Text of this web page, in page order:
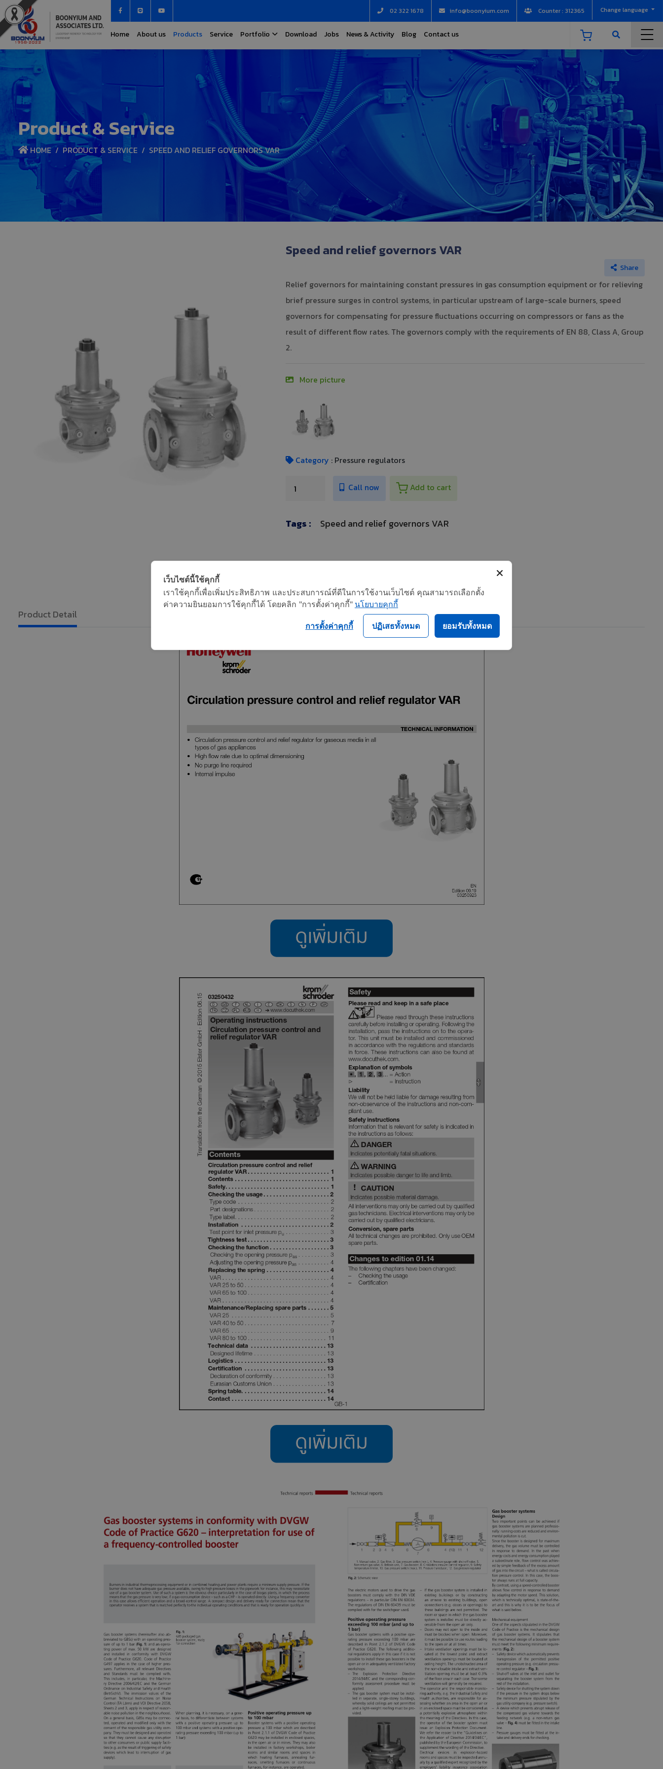
02 322 1678 info@boonyium.com Counter : 312365 Change language
Home About us Products Service Portfolio Download Jobs News & Activity Blog Contact us
Product & Service
HOME PRODUCT & SERVICE SPEED AND RELIEF GOVERNORS VAR
Speed and relief governors VAR
Share
Relief governors for maintaining constant pressures in gas consumption equipment or for relieving
brief pressure surges in control systems, in particular upstream of large-scale burners, speed
governors for compensating for pressure fluctuations occurring on compressors or fans as the
result of different flow rates. The governors comply with the requirements of EN 88, Class A, Group
2.
More picture
Category : Pressure regulators
Call now Add to cart
Tags : Speed and relief governors VAR
Product Detail
เว็บไซต์นี้ใช้คุกกี้
เราใช้คุกกี้เพื่อเพิ่มประสิทธิภาพ และประสบการณ์ที่ดีในการใช้งานเว็บไซต์ คุณสามารถเลือกตั้ง
ค่าความยินยอมการใช้คุกกี้ได้ โดยคลิก "การตั้งค่าคุกกี้" นโยบายคุกกี้
ปฏิเสธทั้งหมด ยอมรับทั้งหมด
การตั้งค่าคุกกี้